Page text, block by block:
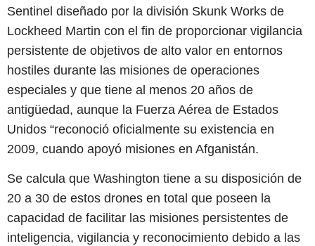
Sentinel diseñado por la división Skunk Works de
Lockheed Martin con el fin de proporcionar vigilancia
persistente de objetivos de alto valor en entornos
hostiles durante las misiones de operaciones
especiales y que tiene al menos 20 años de
antigüedad, aunque la Fuerza Aérea de Estados
Unidos “reconoció oficialmente su existencia en
2009, cuando apoyó misiones en Afganistán.
Se calcula que Washington tiene a su disposición de
20 a 30 de estos drones en total que poseen la
capacidad de facilitar las misiones persistentes de
inteligencia, vigilancia y reconocimiento debido a las